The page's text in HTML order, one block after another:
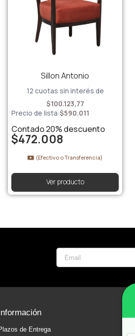
Sillon Antonio
12 cuotas sin interés de
$100.123,77
Precio de lista:$590.011
Contado20%descuento
$472.008
(Efectivo o Transferencia)
Ver producto
de Entrega